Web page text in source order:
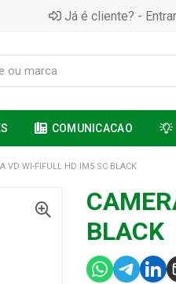
Já é cliente? - Entrar
COMUNICACAO
VD WI-FIFULL HD IM5 SC BLACK
BLACK